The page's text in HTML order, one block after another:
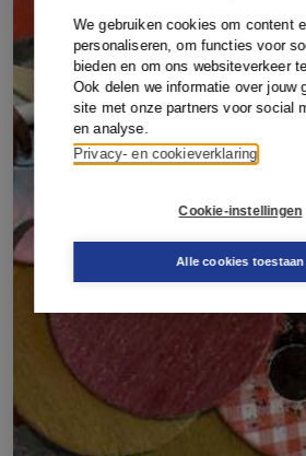
We gebruiken cookies om content
personaliseren, om functies voor
bieden en om ons websiteverkeer
Ook delen we informatie over jouw
site met onze partners voor social
en analyse.
Privacy- en cookieverklaring
Cookie-instellingen
Alle cookies toestaan